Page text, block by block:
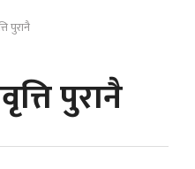
पुरानै
पुरानै